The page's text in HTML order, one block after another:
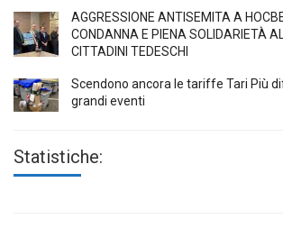
AGGRESSIONE ANTISEMITA A
CONDANNA E PIENA SOLIDARIETÀ
CITTADINI TEDESCHI
Scendono ancora le tariffe Tari Più
grandi eventi
Statistiche: